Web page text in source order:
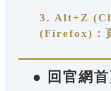
3. Alt+Z
(Firefox)：
● 回官網